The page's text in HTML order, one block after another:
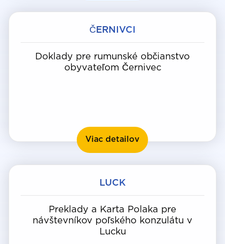
ČERNIVCI
Doklady pre rumunské občianstvo
obyvateľom Černivec
Viac detailov Černivci
LUCK
Preklady a Karta Polaka pre
návštevníkov poľského konzulátu v
Lucku